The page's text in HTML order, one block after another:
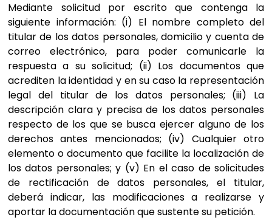
Mediante solicitud por escrito que contenga la
siguiente información: (i) El nombre completo del
titular de los datos personales, domicilio y cuenta de
correo electrónico, para poder comunicarle la
respuesta a su solicitud; (ii) Los documentos que
acrediten la identidad y en su caso la representación
legal del titular de los datos personales; (iii) La
descripción clara y precisa de los datos personales
respecto de los que se busca ejercer alguno de los
derechos antes mencionados; (iv) Cualquier otro
elemento o documento que facilite la localización de
los datos personales; y (v) En el caso de solicitudes
de rectificación de datos personales, el titular,
deberá indicar, las modificaciones a realizarse y
aportar la documentación que sustente su petición.